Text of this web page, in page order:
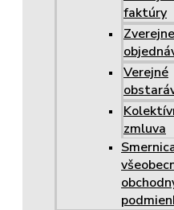
faktúry
Verejné
zmluva